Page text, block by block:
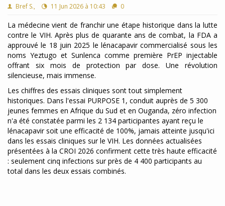
Bref S., 11 Jun 2026 à 10:43 0
La médecine vient de franchir une étape historique dans la lutte
contre le VIH. Après plus de quarante ans de combat, la FDA a
approuvé le 18 juin 2025 le lénacapavir commercialisé sous les
noms Yeztugo et Sunlenca comme première PrEP injectable
offrant six mois de protection par dose. Une révolution
silencieuse, mais immense.
Les chiffres des essais cliniques sont tout simplement
historiques. Dans l'essai PURPOSE 1, conduit auprès de 5 300
jeunes femmes en Afrique du Sud et en Ouganda, zéro infection
n'a été constatée parmi les 2 134 participantes ayant reçu le
lénacapavir soit une efficacité de 100%, jamais atteinte jusqu'ici
dans les essais cliniques sur le VIH. Les données actualisées
présentées à la CROI 2026 confirment cette très haute efficacité
: seulement cinq infections sur près de 4 400 participants au
total dans les deux essais combinés.